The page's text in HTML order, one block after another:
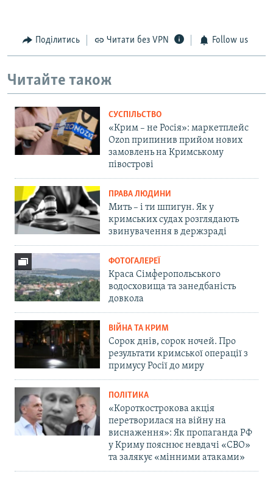
Поділитись Читати без VPN Follow us
Читайте також
СУСПІЛЬСТВО
«Крим – не Росія»: маркетплейс
Ozon припинив прийом нових
замовлень на Кримському
півострові
ПРАВА ЛЮДИНИ
Мить – і ти шпигун. Як у
кримських судах розглядають
звинувачення в держзраді
ФОТОГАЛЕРЕЇ
Краса Сімферопольського
водосховища та занедбаність
довкола
ВІЙНА ТА КРИМ
Сорок днів, сорок ночей. Про
результати кримської операції з
примусу Росії до миру
ПОЛІТИКА
«Короткострокова акція
перетворилася на війну на
виснаження»: Як пропаганда РФ
у Криму пояснює невдачі «СВО»
та залякує «мінними атаками»